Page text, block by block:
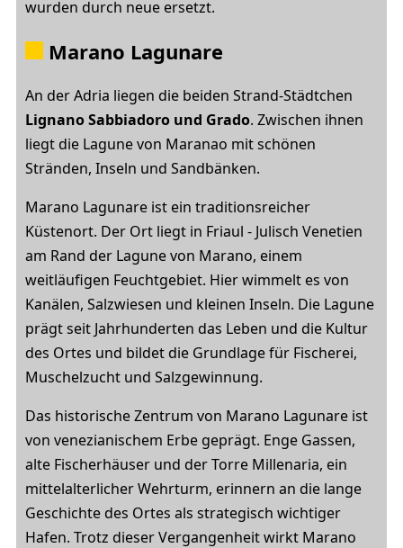
wurden durch neue ersetzt.
Marano Lagunare
An der Adria liegen die beiden Strand-Städtchen
Lignano Sabbiadoro und Grado. Zwischen ihnen
liegt die Lagune von Maranao mit schönen
Stränden, Inseln und Sandbänken.
Marano Lagunare ist ein traditionsreicher
Küstenort. Der Ort liegt in Friaul - Julisch Venetien
am Rand der Lagune von Marano, einem
weitläufigen Feuchtgebiet. Hier wimmelt es von
Kanälen, Salzwiesen und kleinen Inseln. Die Lagune
prägt seit Jahrhunderten das Leben und die Kultur
des Ortes und bildet die Grundlage für Fischerei,
Muschelzucht und Salzgewinnung.
Das historische Zentrum von Marano Lagunare ist
von venezianischem Erbe geprägt. Enge Gassen,
alte Fischerhäuser und der Torre Millenaria, ein
mittelalterlicher Wehrturm, erinnern an die lange
Geschichte des Ortes als strategisch wichtiger
Hafen. Trotz dieser Vergangenheit wirkt Marano